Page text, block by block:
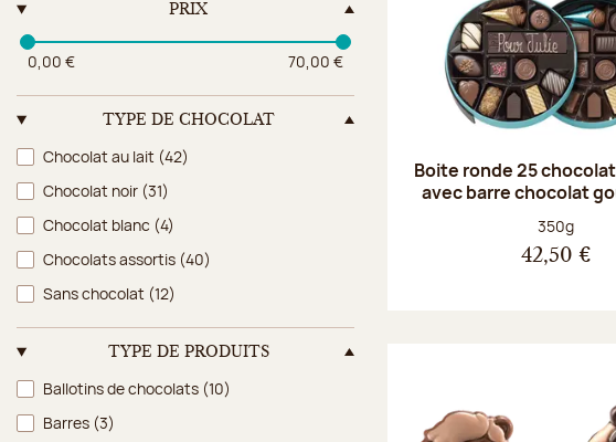
PRIX
0,00 € 70,00 €
TYPE DE CHOCOLAT
Type de chocolat
Chocolat au lait (42)
Chocolat noir (31)
Chocolat blanc (4)
Chocolats assortis (40)
Sans chocolat (12)
TYPE DE PRODUITS
Type de produits
Ballotins de chocolats (10)
Barres (3)
Boite ronde 25
avec barre chocolat
Poids net :
350g
42,50 €